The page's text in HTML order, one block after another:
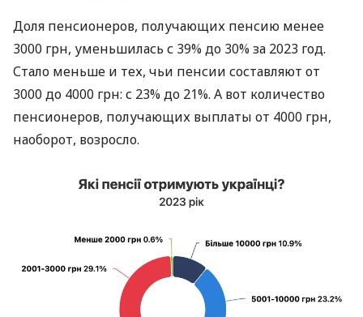
Доля пенсионеров, получающих пенсию менее
3000 грн, уменьшилась с 39% до 30% за 2023 год.
Стало меньше и тех, чьи пенсии составляют от
3000 до 4000 грн: с 23% до 21%. А вот количество
пенсионеров, получающих выплаты от 4000 грн,
наоборот, возросло.